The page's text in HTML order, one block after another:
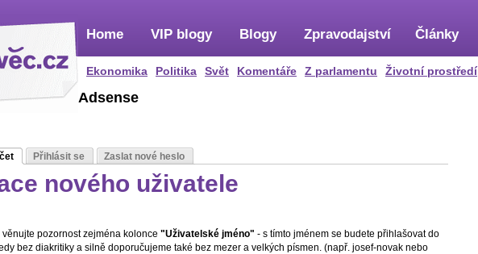
Home
Ekonomika Politika Svět Komentáře Z parlamentu Životní prostředí
VIP blogy Blogy Zpravodajství Články
Adsense
Přihlásit se Zaslat nové heslo
nového uživatele
věnujte pozornost zejména kolonce "Uživatelské jméno" - s tímto jménem se budete přihlašovat do
bez diakritiky a silně doporučujeme také bez mezer a velkých písmen. (např. josef-novak nebo